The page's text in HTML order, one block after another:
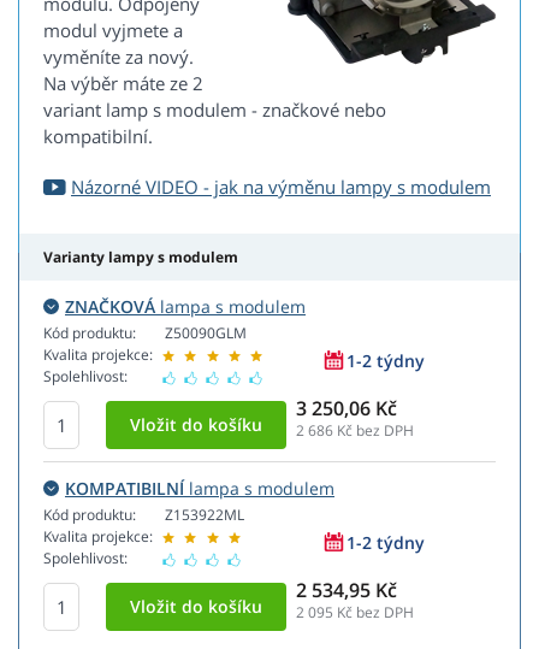
modul vyjmete a
vyměníte za nový.
Na výběr máte ze 2
variant lamp s modulem - značkové nebo
kompatibilní.
Názorné VIDEO - jak na výměnu lampy s modulem
Varianty lampy s modulem
ZNAČKOVÁ lampa s modulem
Kód produktu:
Kvalita projekce:
Spolehlivost:
Z50090GLM
1-2 týdny
3 250,06 Kč
2 686 Kč bez DPH
KOMPATIBILNÍlampa s modulem
Kód produktu:
Kvalita projekce:
Spolehlivost:
Z153922ML
1-2 týdny
2 534,95 Kč
2 095 Kč bez DPH